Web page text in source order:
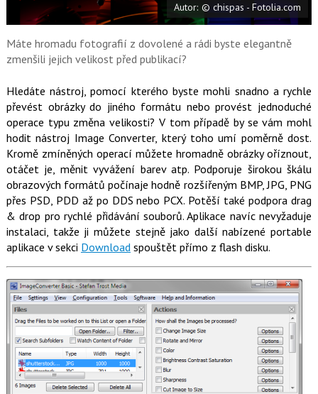
o
o
k
Autor: © chispas - Fotolia.com
Máte hromadu fotografií z dovolené a rádi byste elegantně
zmenšili jejich velikost před publikací?
Hledáte nástroj, pomocí kterého byste mohli snadno a rychle
převést obrázky do jiného formátu nebo provést jednoduché
operace typu změna velikosti? V tom případě by se vám mohl
hodit nástroj Image Converter, který toho umí poměrně dost.
Kromě zmíněných operací můžete hromadně obrázky oříznout,
otáčet je, měnit vyvážení barev atp. Podporuje širokou škálu
obrazových formátů počínaje hodně rozšířeným BMP, JPG, PNG
přes PSD, PDD až po DDS nebo PCX. Potěší také podpora drag
& drop pro rychlé přidávání souborů. Aplikace navíc nevyžaduje
instalaci, takže ji můžete stejně jako další nabízené portable
aplikace v sekci Downloadspouštět přímo z flash disku.